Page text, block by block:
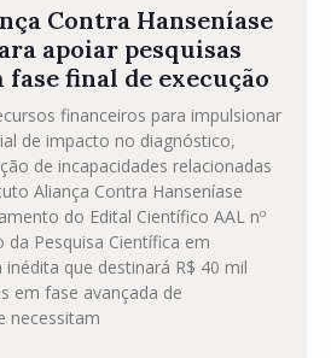
Contra Hanseníase
apoiar pesquisas
final de execução
financeiros para impulsionar
de impacto no diagnóstico,
de incapacidades relacionadas
Aliança Contra Hanseníase
do Edital Científico AAL nº
Pesquisa Científica em
inédita que destinará R$ 40 mil
em fase avançada de
necessitam